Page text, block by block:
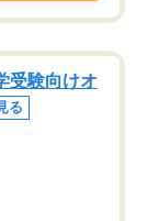
受験向けオ
る